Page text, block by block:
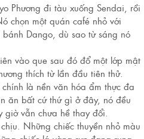
Phương đi tàu xuống Sendai, rồi
chọn một quán café nhỏ với
Dango, dù sao từ sáng nó
vào que sau đó đổ một lớp mật
thích từ lần đầu tiên thử.
là nền văn hóa ẩm thực đa
ăn bất cứ thứ gì ở đây, nó đều
vẫn chưa hề thay đổi.
Những chiếc thuyền nhỏ màu